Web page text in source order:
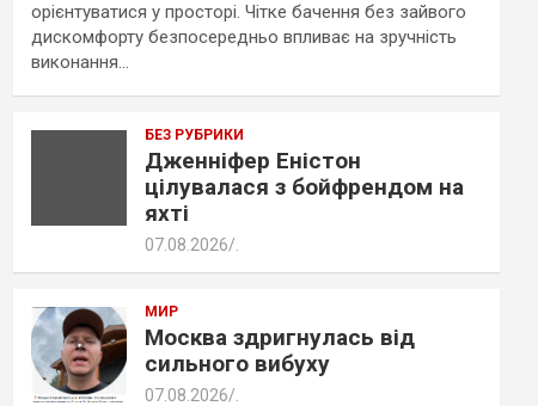
орієнтуватися у просторі. Чітке бачення без зайвого
дискомфорту безпосередньо впливає на зручність
виконання…
БЕЗ РУБРИКИ
Дженніфер Еністон
цілувалася з бойфрендом на
яхті
07.08.2026
МИР
Москва здригнулась від
сильного вибуху
07.08.2026